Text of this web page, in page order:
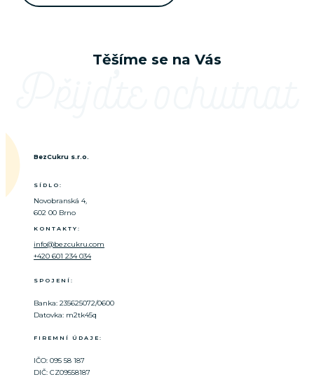
Těšíme se na Vás
BezCukru s.r.o.
SÍDLO:
Novobranská 4,
602 00 Brno
KONTAKTY:
info@bezcukru.com
+420 601 234 034
SPOJENÍ:
Banka: 235625072/0600
Datovka: m2tk45q
FIREMNÍ ÚDAJE:
IČO: 095 58 187
DIČ: CZ09558187